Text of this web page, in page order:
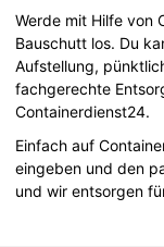
Werde mit Hilfe von
Bauschutt los. Du
Aufstellung,
fachgerechte
Containerdienst24.
Einfach auf
eingeben und den
und wir entsorgen